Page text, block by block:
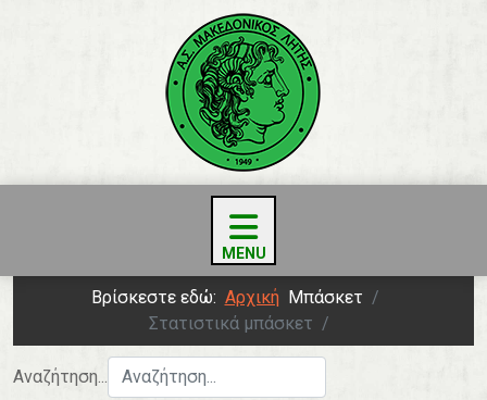
Βρίσκεστε εδώ: Αρχική Μπάσκετ
Στατιστικά μπάσκετ
Αναζήτηση...